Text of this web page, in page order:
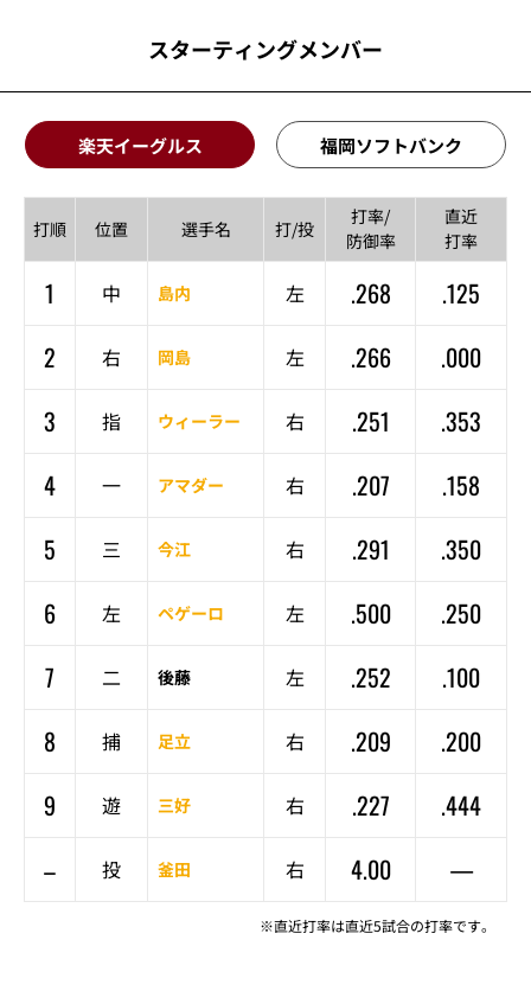
スターティングメンバー
楽天イーグルス 福岡ソフトバンク
打順 位置 選手名 打/投
打率/
防御率
直近
打率
1 中 島内 左 .268
.125
2
右 岡島 左 .266
.000
3
指 ウィーラー 右 .251
.353
4
一 アマダー 右 .207
.158
5
三 今江 右 .291
.350
6
左 ペゲーロ 左 .500
.250
7
二 後藤 左 .252
.100
8
捕 足立 右 .209
.200
9
遊 三好 右 .227
.444
–
投 釜田 右 4.00 —
※直近打率は直近5試合の打率です。